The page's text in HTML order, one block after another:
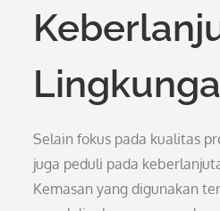
Selain fokus pada kualitas
juga peduli pada
Kemasan yang digunakan